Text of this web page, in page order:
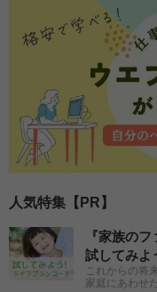
人気特集【PR】
『家族の
試してみよ
これからの将
家庭にあわせ